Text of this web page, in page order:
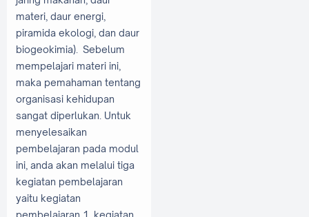
materi, daur energi,
piramida ekologi, dan daur
biogeokimia). Sebelum
mempelajari materi ini,
maka pemahaman tentang
organisasi kehidupan
sangat diperlukan. Untuk
menyelesaikan
pembelajaran pada modul
ini, anda akan melalui tiga
kegiatan pembelajaran
yaitu kegiatan
pembelajaran 1, kegiatan